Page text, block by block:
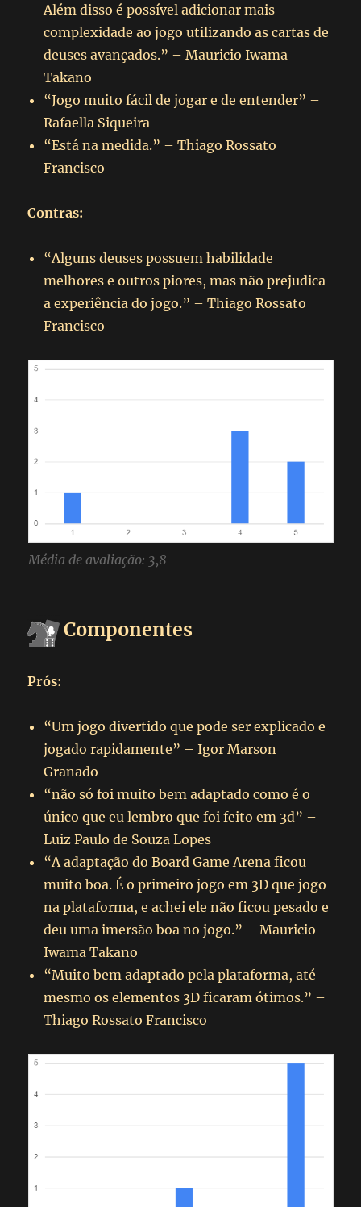
Além disso é possível adicionar mais
complexidade ao jogo utilizando as cartas de
deuses avançados.” – Mauricio Iwama
Takano
“Jogo muito fácil de jogar e de entender” –
Rafaella Siqueira
“Está na medida.” – Thiago Rossato
Francisco
Contras:
“Alguns deuses possuem habilidade
melhores e outros piores, mas não prejudica
a experiência do jogo.” – Thiago Rossato
Francisco
Média de avaliação: 3,8
Componentes
Prós:
“Um jogo divertido que pode ser explicado e
jogado rapidamente” – Igor Marson
Granado
“não só foi muito bem adaptado como é o
único que eu lembro que foi feito em 3d” –
Luiz Paulo de Souza Lopes
“A adaptação do Board Game Arena ficou
muito boa. É o primeiro jogo em 3D que jogo
na plataforma, e achei ele não ficou pesado e
deu uma imersão boa no jogo.” – Mauricio
Iwama Takano
“Muito bem adaptado pela plataforma, até
mesmo os elementos 3D ficaram ótimos.” –
Thiago Rossato Francisco